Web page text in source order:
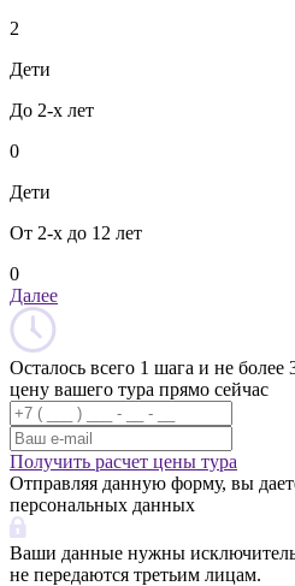
2
Дети
До 2-х лет
0
Дети
От 2-х до 12 лет
0
Далее
Осталось всего 1 шага и не
цену вашего тура прямо сейчас
Получить расчет цены тура
Отправляя данную форму, вы
персональных данных
Ваши данные нужны
не передаются третьим лицам.